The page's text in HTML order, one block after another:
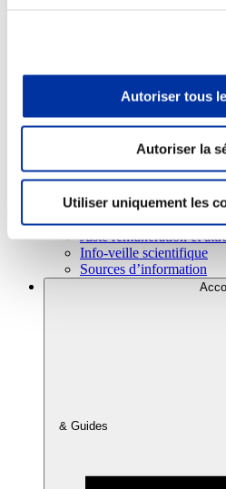
Autoriser tous
Autoriser la
Utiliser uniquement les
Sécurité sanitaire
Viandes et santé
Juste rémunération et
Info-veille scientifique
Sources d’information
& Guides